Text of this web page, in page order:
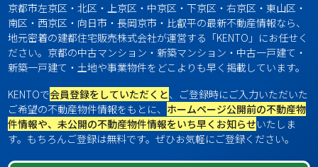
京都市左京区・北区・上京区・中京区・下京区・右京区・東山区・
南区・西京区・向日市・長岡京市・比叡平の最新不動産情報なら、
地元密着の建都住宅販売株式会社が運営する「KENTO」にお任せく
ださい。京都の中古マンション・新築マンション・中古一戸建て・
新築一戸建て・土地や事業物件をどこよりも早く掲載しています。
KENTOで会員登録をしていただくと、ご登録時にご入力いただいた
ご希望の不動産物件情報をもとに、 ホームページ公開前の不動産物
件情報や、未公開の不動産物件情報をいち早くお知らせいたしま
す。もちろんご登録は無料です。ぜひお気軽にご登録ください。